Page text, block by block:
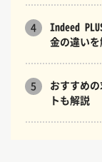
4
Indeed
金の違い
5
おすすめ
トも解説